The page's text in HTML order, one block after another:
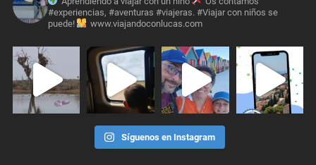
#experiencias, #aventuras #viajeras. #Viajar con niños se
puede!
www.viajandoconlucas.com
Síguenos en Instagram